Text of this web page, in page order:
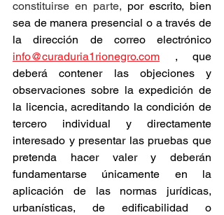
constituirse en parte, por escrito, bien
sea de manera presencial o a través de
info@curaduria1rionegro.com , que
deberá contener las objeciones y
observaciones sobre la expedición de
la licencia, acreditando la condición de
tercero individual y directamente
interesado y presentar las pruebas que
pretenda hacer valer y deberán
fundamentarse únicamente en la
aplicación de las normas jurídicas,
urbanísticas, de edificabilidad o